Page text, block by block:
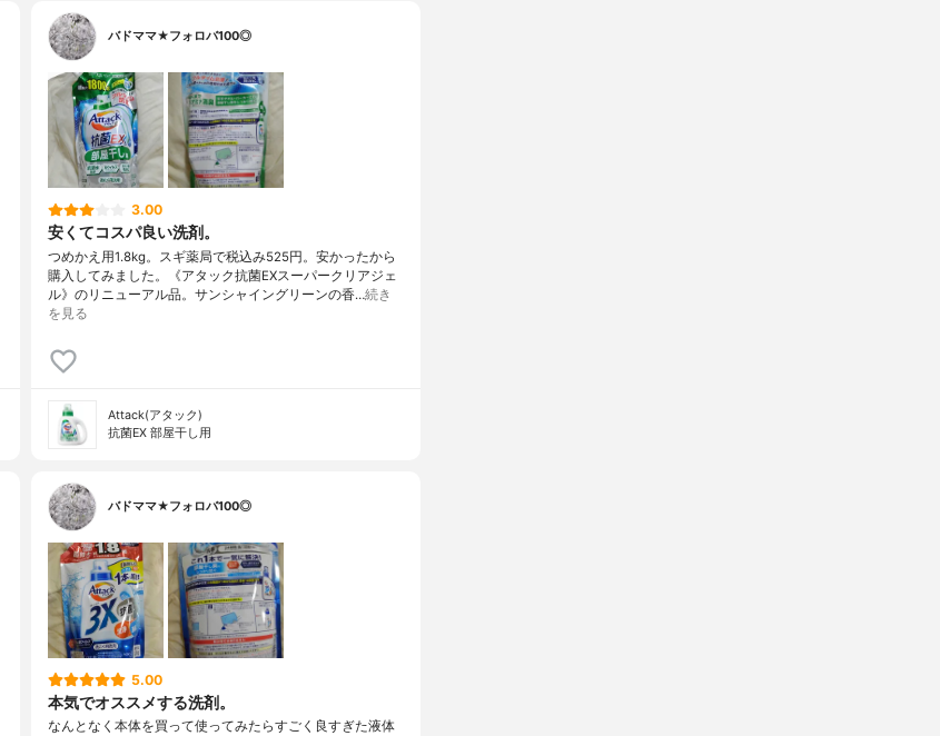
バドママ★フォロバ100◎
3.00
安くてコスパ良い洗剤。
つめかえ用1.8kg。スギ薬局で税込み525円。安かったから
購入してみました。《アタック抗菌EXスーパークリアジェ
ル》のリニューアル品。サンシャイングリーンの香…続き
を見る
Attack(アタック)
抗菌EX 部屋干し用
バドママ★フォロバ100◎
5.00
本気でオススメする洗剤。
なんとなく本体を買って使ってみたらすごく良すぎた液体